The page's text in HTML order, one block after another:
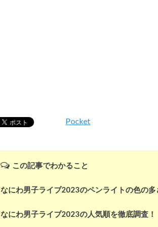
Pocket
この記事でわかること
なにわ男子ライブ2023のペンライトの色の多
なにわ男子ライブ2023の人気順を徹底調査！